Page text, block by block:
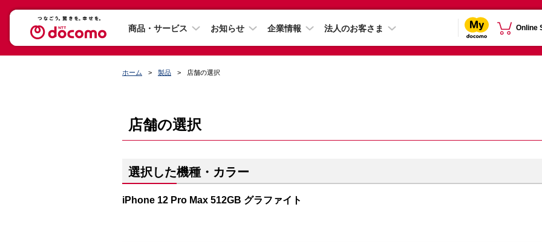
商品・サービス お知らせ 企業情報 法人のお客さま Online
ホーム 製品 店舗の選択
店舗の選択
選択した機種・カラー
iPhone 12 Pro Max 512GB グラファイト